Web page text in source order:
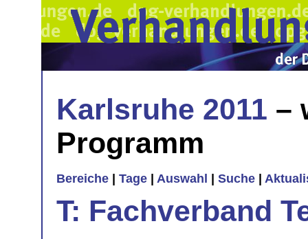
Karlsruhe 2011 –
Programm
Bereiche Tage Auswahl Suche
T: Fachverband